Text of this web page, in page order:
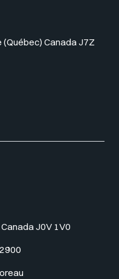
(Québec) Canada J7Z
J0V 1V0